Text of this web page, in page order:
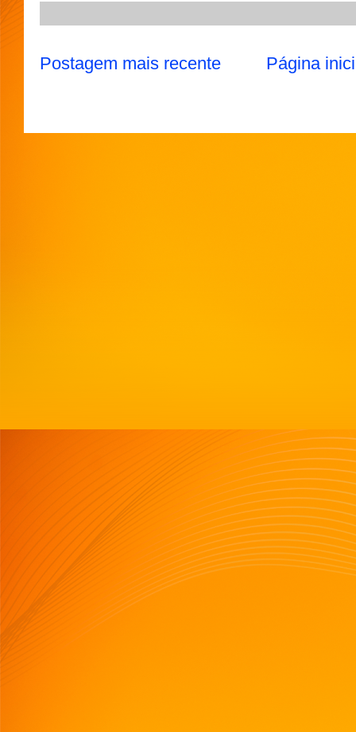
Postagem mais recente Página